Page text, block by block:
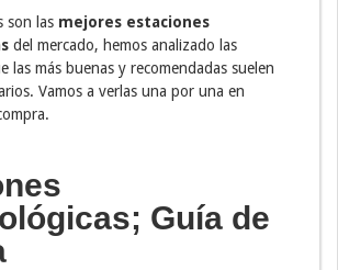
son las mejores estaciones
del mercado, hemos analizado las
las más buenas y recomendadas suelen
Vamos a verlas una por una en
Guía de